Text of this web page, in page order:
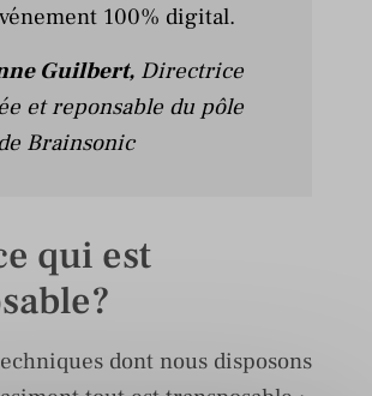
100% digital.
Guilbert, Directrice
et reponsable du pôle
Brainsonic
qui est
dont nous disposons